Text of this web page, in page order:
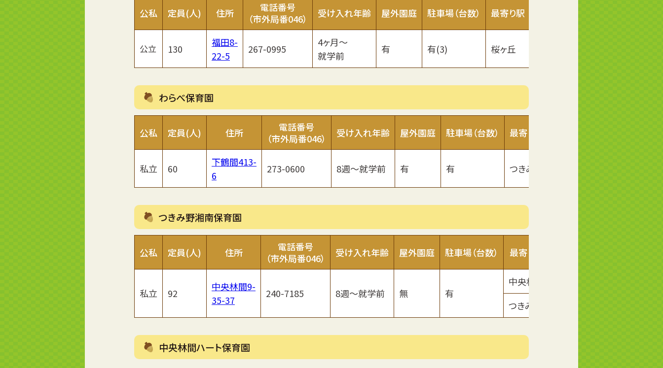
公私 定員(人) 住所
電話番号
（市外局番046）
受け入れ年齢 屋外園庭 駐車場（台数） 最寄り駅
公立 130
福田8-
22-5
267-0995
4ヶ月～
就学前
有 有(3) 桜ヶ丘
わらべ保育園
公私 定員(人) 住所
電話番号
（市外局番046）
受け入れ年齢 屋外園庭 駐車場（台数） 最寄り駅
私立 60
下鶴間413-
6
273-0600 8週～就学前 有 有 つきみ野
つきみ野湘南保育園
公私 定員(人) 住所
電話番号
（市外局番046）
受け入れ年齢 屋外園庭 駐車場（台数） 最寄り駅
私立 92
中央林間9-
35-37
240-7185 8週～就学前 無 有
中央林間
つきみ野
中央林間ハート保育園